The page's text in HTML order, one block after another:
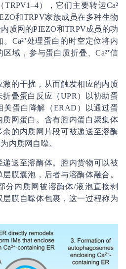
），它们主要转运Ca²
和TRPV家族成员在多种生物
质网的PIEZO和TRPV成员的功
Ca²⁺处理蛋白的时空定位将内
域，参与蛋白质折叠、Ca²⁺信
的干扰，从而触发相应的内质
叠蛋白反应（UPR）以协助蛋
关蛋白降解（ERAD）以通过蛋
网蛋白。含有腔内蛋白聚集体
余的内质网片段可被递送至溶酶
内质网自噬。
送至溶酶体。腔内货物可以被
膜囊泡，后者与溶酶体融合。
分内质网被溶酶体/液泡直接剥
膜自噬体包裹，这一过程称为